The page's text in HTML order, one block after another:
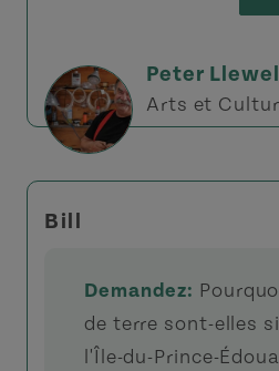
Peter
Arts et
Bill
Demandez:
de terre sont-elles
l'Île-du-Prince-